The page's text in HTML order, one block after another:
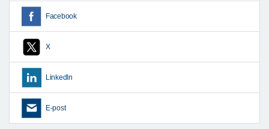
Facebook
X
LinkedIn
E-post